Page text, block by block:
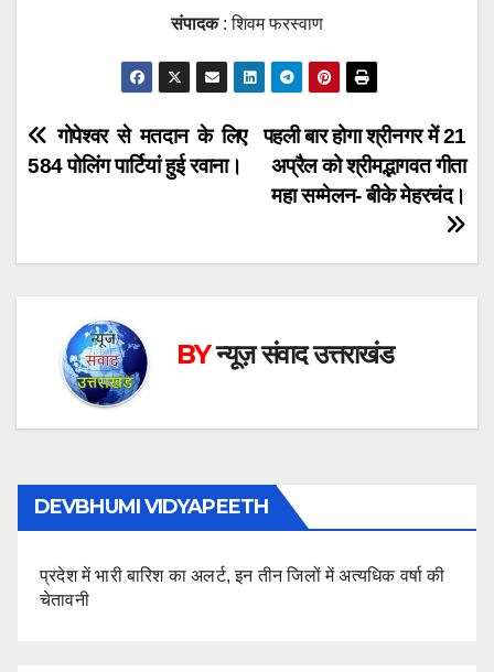
संपादक: शिवम फरस्वाण
Post
navigation
पहली बार होगा श्रीनगर में 21
अप्रैल को श्रीमद्भागवत गीता
महा सम्मेलन- बीके मेहरचंद।
गोपेश्वर से मतदान के लिए
584 पोलिंग पार्टियां हुई रवाना।
BYन्यूज़ संवाद उत्तराखंड
DEVBHUMI VIDYAPEETH
प्रदेश में भारी बारिश का अलर्ट, इन तीन जिलों में अत्यधिक वर्षा की
चेतावनी